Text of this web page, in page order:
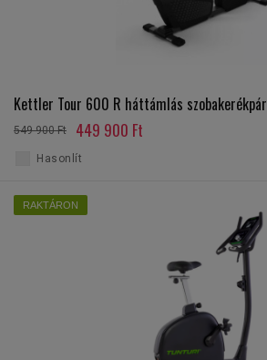
Kettler Tour 600 R háttámlás szobakerékpár
549 900 Ft 449 900 Ft
Hasonlít
RAKTÁRON